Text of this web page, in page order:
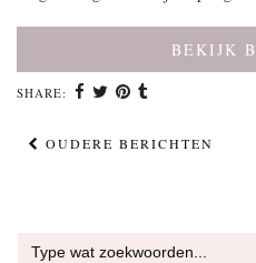
BEKIJK
SHARE:
OUDERE BERICHTEN
naar: